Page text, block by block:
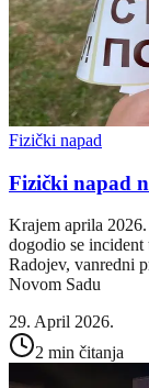
Fizički napad
Fizički napad
Krajem aprila
dogodio se
Radojev, vanredni
Novom Sadu
29. April 2026.
2 min čitanja